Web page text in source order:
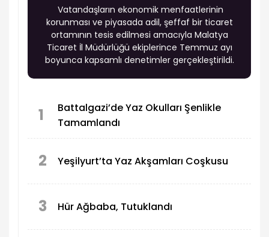
Vatandaşların ekonomik menfaatlerinin
korunması ve piyasada adil, şeffaf bir ticaret
ortamının tesis edilmesi amacıyla Malatya
Ticaret İl Müdürlüğü ekiplerince Temmuz ayı
boyunca kapsamlı denetimler gerçekleştirildi.
1
Battalgazi’de Yaz Okulları Şenlikle
Tamamlandı
2 Yeşilyurt’ta Yaz Akşamları Coşkusu
3 Hür Ağbaba, Tutuklandı